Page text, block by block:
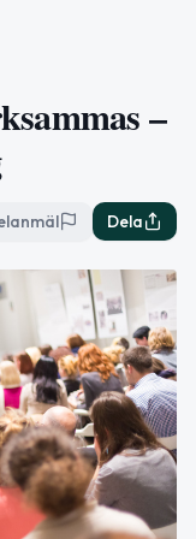
–
Dela